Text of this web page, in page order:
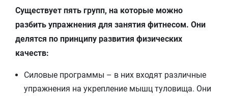
Существует пять групп, на которые можно
разбить упражнения для занятия фитнесом. Они
делятся по принципу развития физических
качеств:
Силовые программы – в них входят различные
упражнения на укрепление мышц туловища. Они